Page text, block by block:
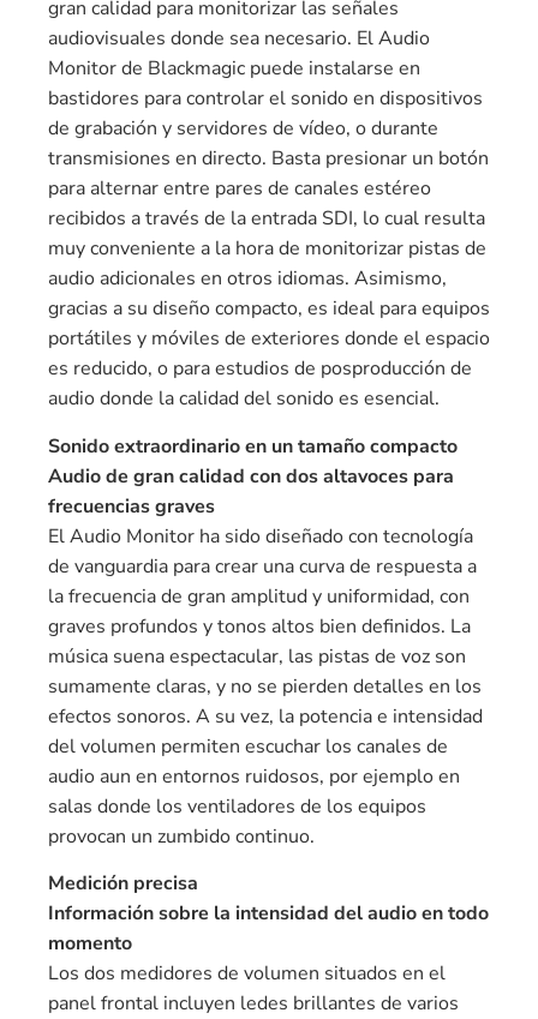
gran calidad para monitorizar las señales
audiovisuales donde sea necesario. El Audio
Monitor de Blackmagic puede instalarse en
bastidores para controlar el sonido en dispositivos
de grabación y servidores de vídeo, o durante
transmisiones en directo. Basta presionar un botón
para alternar entre pares de canales estéreo
recibidos a través de la entrada SDI, lo cual resulta
muy conveniente a la hora de monitorizar pistas de
audio adicionales en otros idiomas. Asimismo,
gracias a su diseño compacto, es ideal para equipos
portátiles y móviles de exteriores donde el espacio
es reducido, o para estudios de posproducción de
audio donde la calidad del sonido es esencial.
Sonido extraordinario en un tamaño compacto
Audio de gran calidad con dos altavoces para
frecuencias graves
El Audio Monitor ha sido diseñado con tecnología
de vanguardia para crear una curva de respuesta a
la frecuencia de gran amplitud y uniformidad, con
graves profundos y tonos altos bien definidos. La
música suena espectacular, las pistas de voz son
sumamente claras, y no se pierden detalles en los
efectos sonoros. A su vez, la potencia e intensidad
del volumen permiten escuchar los canales de
audio aun en entornos ruidosos, por ejemplo en
salas donde los ventiladores de los equipos
provocan un zumbido continuo.
Medición precisa
Información sobre la intensidad del audio en todo
momento
Los dos medidores de volumen situados en el
panel frontal incluyen ledes brillantes de varios